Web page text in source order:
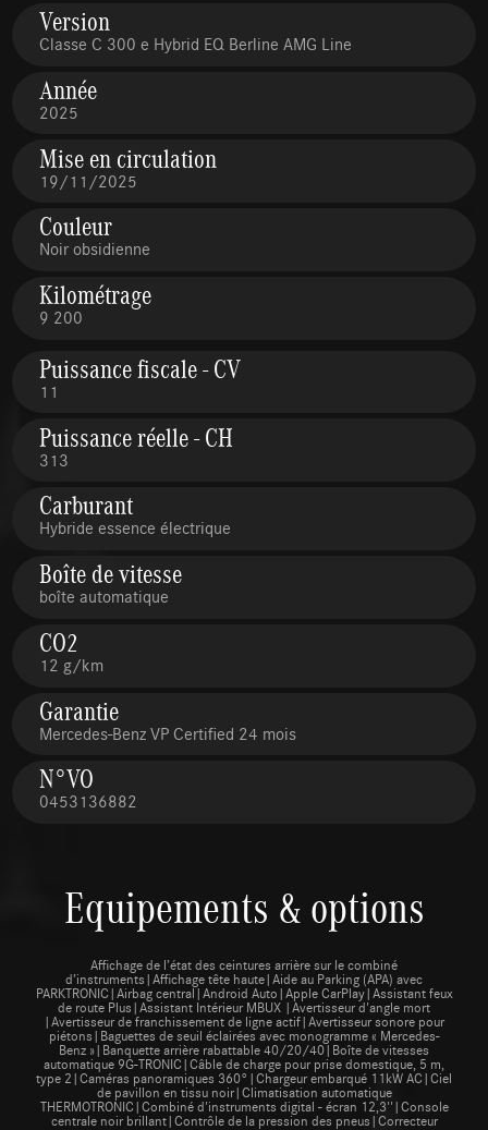
Version
Classe C 300 e Hybrid EQ Berline AMG Line
Année
2025
Mise en circulation
19/11/2025
Couleur
Noir obsidienne
Kilométrage
9 200
Puissance fiscale - CV
11
Puissance réelle - CH
313
Carburant
Hybride essence électrique
Boîte de vitesse
boîte automatique
CO2
12 g/km
Garantie
Mercedes-Benz VP Certified 24 mois
N°VO
0453136882
Equipements & options
Affichage de l’état des ceintures arrière sur le combiné
d’instruments|Affichage tête haute|Aide au Parking (APA) avec
PARKTRONIC|Airbag central|Android Auto|Apple CarPlay|Assistant feux
de route Plus|Assistant Intérieur MBUX |Avertisseur d'angle mort
|Avertisseur de franchissement de ligne actif|Avertisseur sonore pour
piétons|Baguettes de seuil éclairées avec monogramme « Mercedes-
Benz »|Banquette arrière rabattable 40/20/40|Boîte de vitesses
automatique 9G-TRONIC|Câble de charge pour prise domestique, 5 m,
type 2|Caméras panoramiques 360°|Chargeur embarqué 11kW AC|Ciel
de pavillon en tissu noir|Climatisation automatique
THERMOTRONIC|Combiné d'instruments digital - écran 12,3''|Console
centrale noir brillant|Contrôle de la pression des pneus|Correcteur